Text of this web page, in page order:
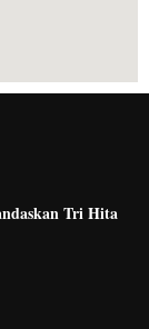
Tri Hita